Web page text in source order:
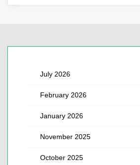
July 2026
February 2026
January 2026
November 2025
October 2025